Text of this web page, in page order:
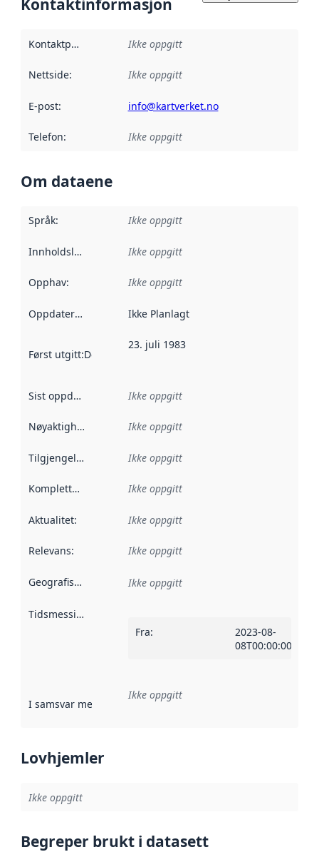
Kontaktinformasjon
Kontaktpunkt Ikke oppgitt
Nettside: Ikke oppgitt
E-post: info@kartverket.no
Telefon: Ikke oppgitt
Om dataene
Språk: Ikke oppgitt
Innholdsleverandører :
Ikke oppgitt
Opphav: Ikke oppgitt
Oppdateringsfrekvens :
Ikke Planlagt
Først utgitt:Denne datoen sier når dataene i dette
23. juli 1983
Sist oppdatert Ikke oppgitt
Nøyaktighet Ikke oppgitt
Tilgjengelighet Ikke oppgitt
Kompletthet Ikke oppgitt
Aktualitet: Ikke oppgitt
Relevans: Ikke oppgitt
Geografisk avgrensning :
Ikke oppgitt
Tidsmessig avgrensning
Fra:
2023-08-
08T00:00:00Z
I samsvar med Referanse til en implementasjonsregel
Ikke oppgitt
Lovhjemler
Ikke oppgitt
Begreper brukt i datasett